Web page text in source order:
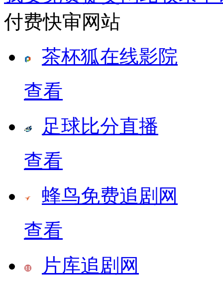
付费快审网站
茶杯狐在线影院
查看
足球比分直播
查看
蜂鸟免费追剧网
查看
片库追剧网